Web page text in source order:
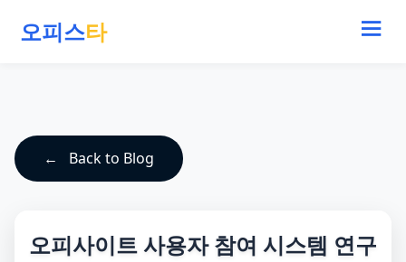
오피스타
Back to Blog
오피사이트 사용자 참여 시스템 연구